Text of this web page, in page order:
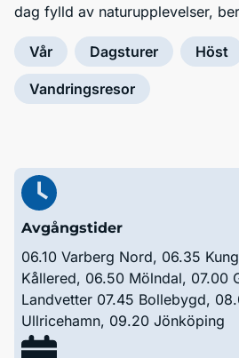
dag fylld av naturupplevelser,
Vår Dagsturer Höst
Vandringsresor
Avgångstider
06.10 Varberg Nord, 06.35
Kållered, 06.50 Mölndal, 07.00
Landvetter 07.45 Bollebygd,
Ullricehamn, 09.20 Jönköping